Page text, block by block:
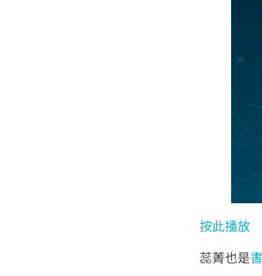
按此播放
蕊菁也是